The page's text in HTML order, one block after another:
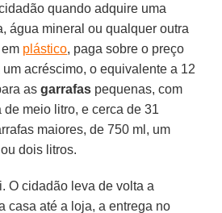
quando adquire uma
água mineral ou qualquer outra
plástico, paga sobre o preço
acréscimo, o equivalente a 12
asgarrafas pequenas, com
meio litro, e cerca de 31
maiores, de 750 ml, um
dois litros.
O cidadão leva de volta a
casa até a loja, a entrega no